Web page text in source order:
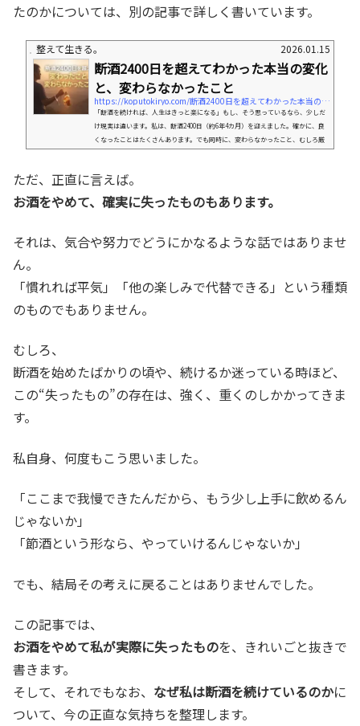
たのかについては、別の記事で詳しく書いています。
整えて生きる。 2026.01.15
断酒2400日を超えてわかった本当の変化
と、変わらなかったこと
https://koputokiryo.com/断酒2400日を超えてわかった本当の変化と、変わら
「断酒を続ければ、人生はきっと楽になる」もし、そう思っているなら、少しだ
け現実は違います。私は、断酒2400日（約6年4カ月）を迎えました。確かに、良
くなったことはたくさんあります。でも同時に、変わらなかったこと、むしろ厳
に迷っている人に、「現実的な判断材料」を渡せたらと思います。断酒前、私が
一番つらかったこといつか必ずバレるという恐怖お酒を飲んでいた...
ただ、正直に言えば。
お酒をやめて、確実に失ったものもあります。
それは、気合や努力でどうにかなるような話ではありませ
ん。
「慣れれば平気」「他の楽しみで代替できる」という種類
のものでもありません。
むしろ、
断酒を始めたばかりの頃や、続けるか迷っている時ほど、
この“失ったもの”の存在は、強く、重くのしかかってきま
す。
私自身、何度もこう思いました。
「ここまで我慢できたんだから、もう少し上手に飲めるん
じゃないか」
「節酒という形なら、やっていけるんじゃないか」
でも、結局その考えに戻ることはありませんでした。
この記事では、
お酒をやめて私が実際に失ったものを、きれいごと抜きで
書きます。
そして、それでもなお、 なぜ私は断酒を続けているのかに
ついて、今の正直な気持ちを整理します。